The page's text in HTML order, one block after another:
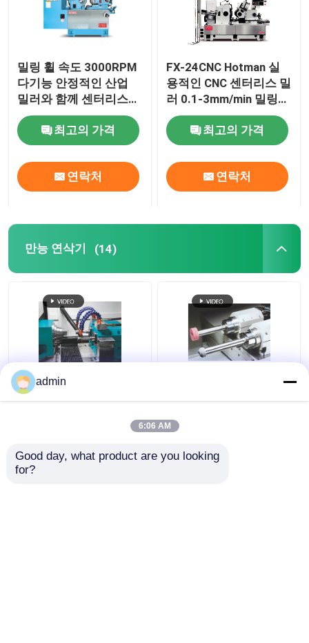
밀링 휠 속도 3000RPM
다기능 안정적인 산업
밀러와 함께 센터리스
밀링 기계
최고의 가격
연락처
FX-24CNC Hotman 실
용적인 CNC 센터리스 밀
러 0.1-3mm/min 밀링
시스템
최고의 가격
연락처
만능 연삭기 (14)
CG15 핫맨 유니버설 밀
더 머신 2.2kw, 수동
CNC 도구 절단 밀더 머
최고의 가격
400x180mm 테이블 밀
링-CG15 기계와 함께 착
용 저항
최고의 가격
admin
6:06 AM
Good day, what product are you looking
for?